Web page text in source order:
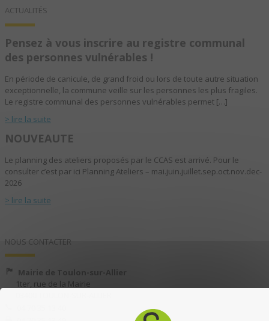
ACTUALITÉS
Pensez à vous inscrire au registre communal
des personnes vulnérables !
En période de canicule, de grand froid ou lors de toute autre situation
exceptionnelle, la commune veille sur les personnes les plus fragiles.
Le registre communal des personnes vulnérables permet […]
> lire la suite
NOUVEAUTE
Le planning des ateliers proposés par le CCAS est arrivé. Pour le
consulter c’est par ici Planning Ateliers – mai.juin.juillet.sep.oct.nov.dec-
2026
> lire la suite
NOUS CONTACTER
Mairie de Toulon-sur-Allier
1ter, rue de la Mairie